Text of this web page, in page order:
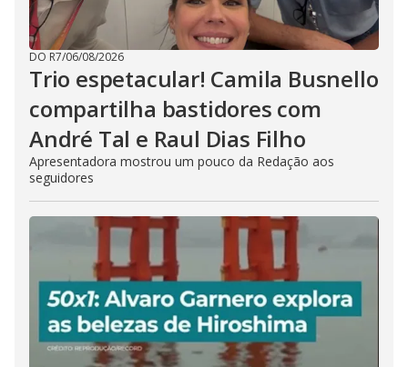
DO R7/06/08/2026
Trio espetacular! Camila Busnello
compartilha bastidores com
André Tal e Raul Dias Filho
Apresentadora mostrou um pouco da Redação aos
seguidores